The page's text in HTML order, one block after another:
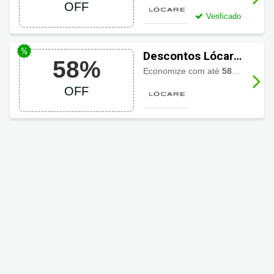
OFF
Verificado
58%
OFF
Descontos Lócare
Cosmética até
Economize com até58% de desconto